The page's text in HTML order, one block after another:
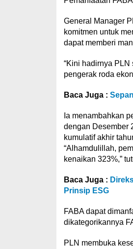
General Manager
komitmen untuk
dapat memberi
“Kini hadirnya
pengerak roda
Baca Juga :
Ia menambahkan
dengan Desember
kumulatif akhir
“Alhamdulillah,
kenaikan 323%,”
Baca Juga :
Prinsip ESG
FABA dapat
dikategorikannya
PLN membuka